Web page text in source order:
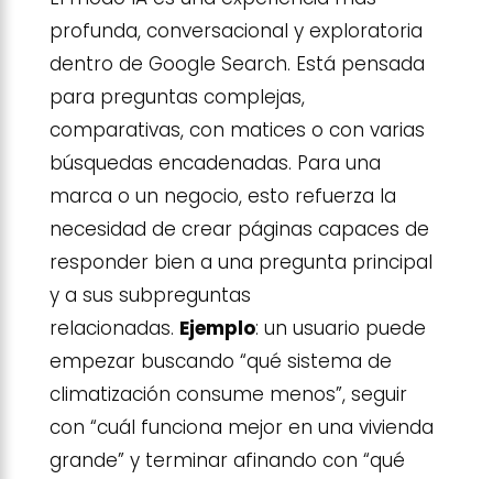
profunda, conversacional y exploratoria
dentro de Google Search. Está pensada
para preguntas complejas,
comparativas, con matices o con varias
búsquedas encadenadas. Para una
marca o un negocio, esto refuerza la
necesidad de crear páginas capaces de
responder bien a una pregunta principal
y a sus subpreguntas
relacionadas. Ejemplo: un usuario puede
empezar buscando “qué sistema de
climatización consume menos”, seguir
con “cuál funciona mejor en una vivienda
grande” y terminar afinando con “qué